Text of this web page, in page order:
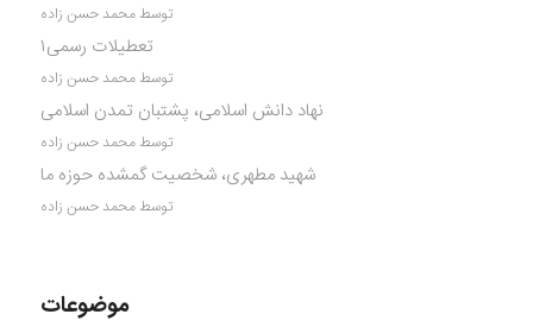
توسط محمد حسن زاده
تعطیلات رسمی۱
توسط محمد حسن زاده
نهاد دانش اسلامی، پشتبان تمدن اسلامی
توسط محمد حسن زاده
شهید مطهری، شخصیت گمشده حوزه ما
توسط محمد حسن زاده
موضوعات